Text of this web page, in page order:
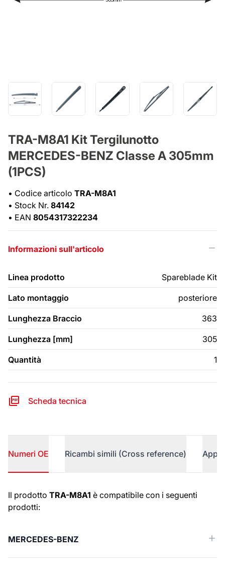
TRA-M8A1 Kit Tergilunotto
MERCEDES-BENZ Classe A 305mm
(1PCS)
• Codice articolo TRA-M8A1
• Stock Nr. 84142
• EAN 8054317322234
Informazioni sull'articolo
Linea prodotto Spareblade Kit
Lato montaggio posteriore
Lunghezza Braccio 363
Lunghezza [mm] 305
Quantità 1
Scheda tecnica
Numeri OE Ricambi simili (Cross reference)
Numeri OE
Il prodotto TRA-M8A1 è compatibile con i seguenti
prodotti:
MERCEDES-BENZ